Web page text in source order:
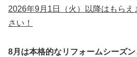
2026年9月1日（火）以降はもら
さい！
8月は本格的なリフォームシーズ